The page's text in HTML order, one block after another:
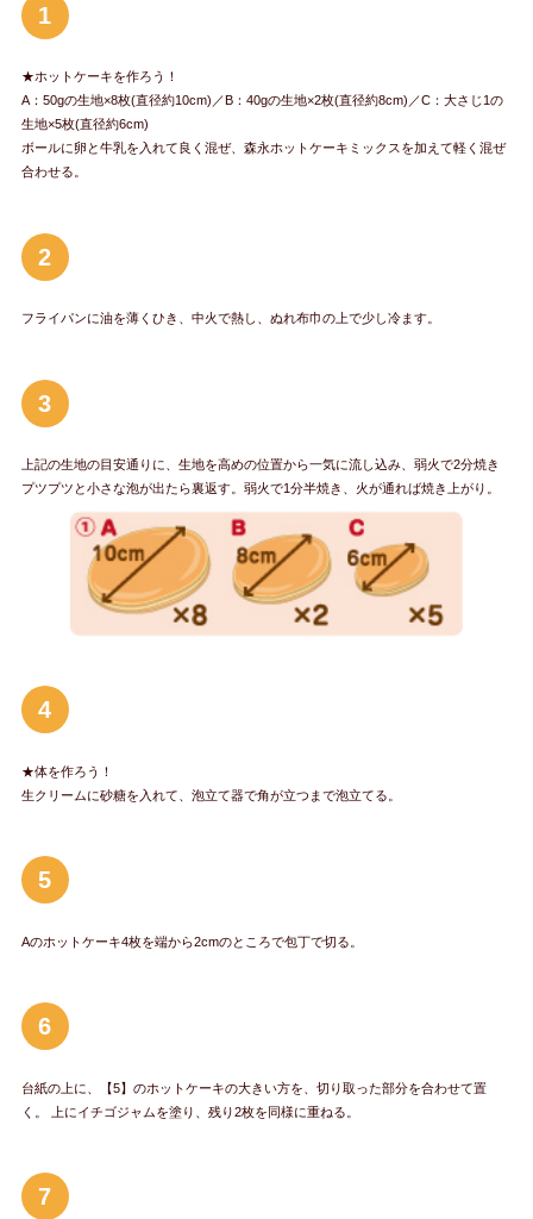
1
★ホットケーキを作ろう！
A：50gの生地×8枚(直径約10cm)／B：40gの生地×2枚(直径約8cm)／C：大さじ1の
生地×5枚(直径約6cm)
ボールに卵と牛乳を入れて良く混ぜ、森永ホットケーキミックスを加えて軽く混ぜ
合わせる。
2
フライパンに油を薄くひき、中火で熱し、ぬれ布巾の上で少し冷ます。
3
上記の生地の目安通りに、生地を高めの位置から一気に流し込み、弱火で2分焼き
プツプツと小さな泡が出たら裏返す。弱火で1分半焼き、火が通れば焼き上がり。
4
★体を作ろう！
生クリームに砂糖を入れて、泡立て器で角が立つまで泡立てる。
5
Aのホットケーキ4枚を端から2cmのところで包丁で切る。
6
台紙の上に、【5】のホットケーキの大きい方を、切り取った部分を合わせて置
く。 上にイチゴジャムを塗り、残り2枚を同様に重ねる。
7